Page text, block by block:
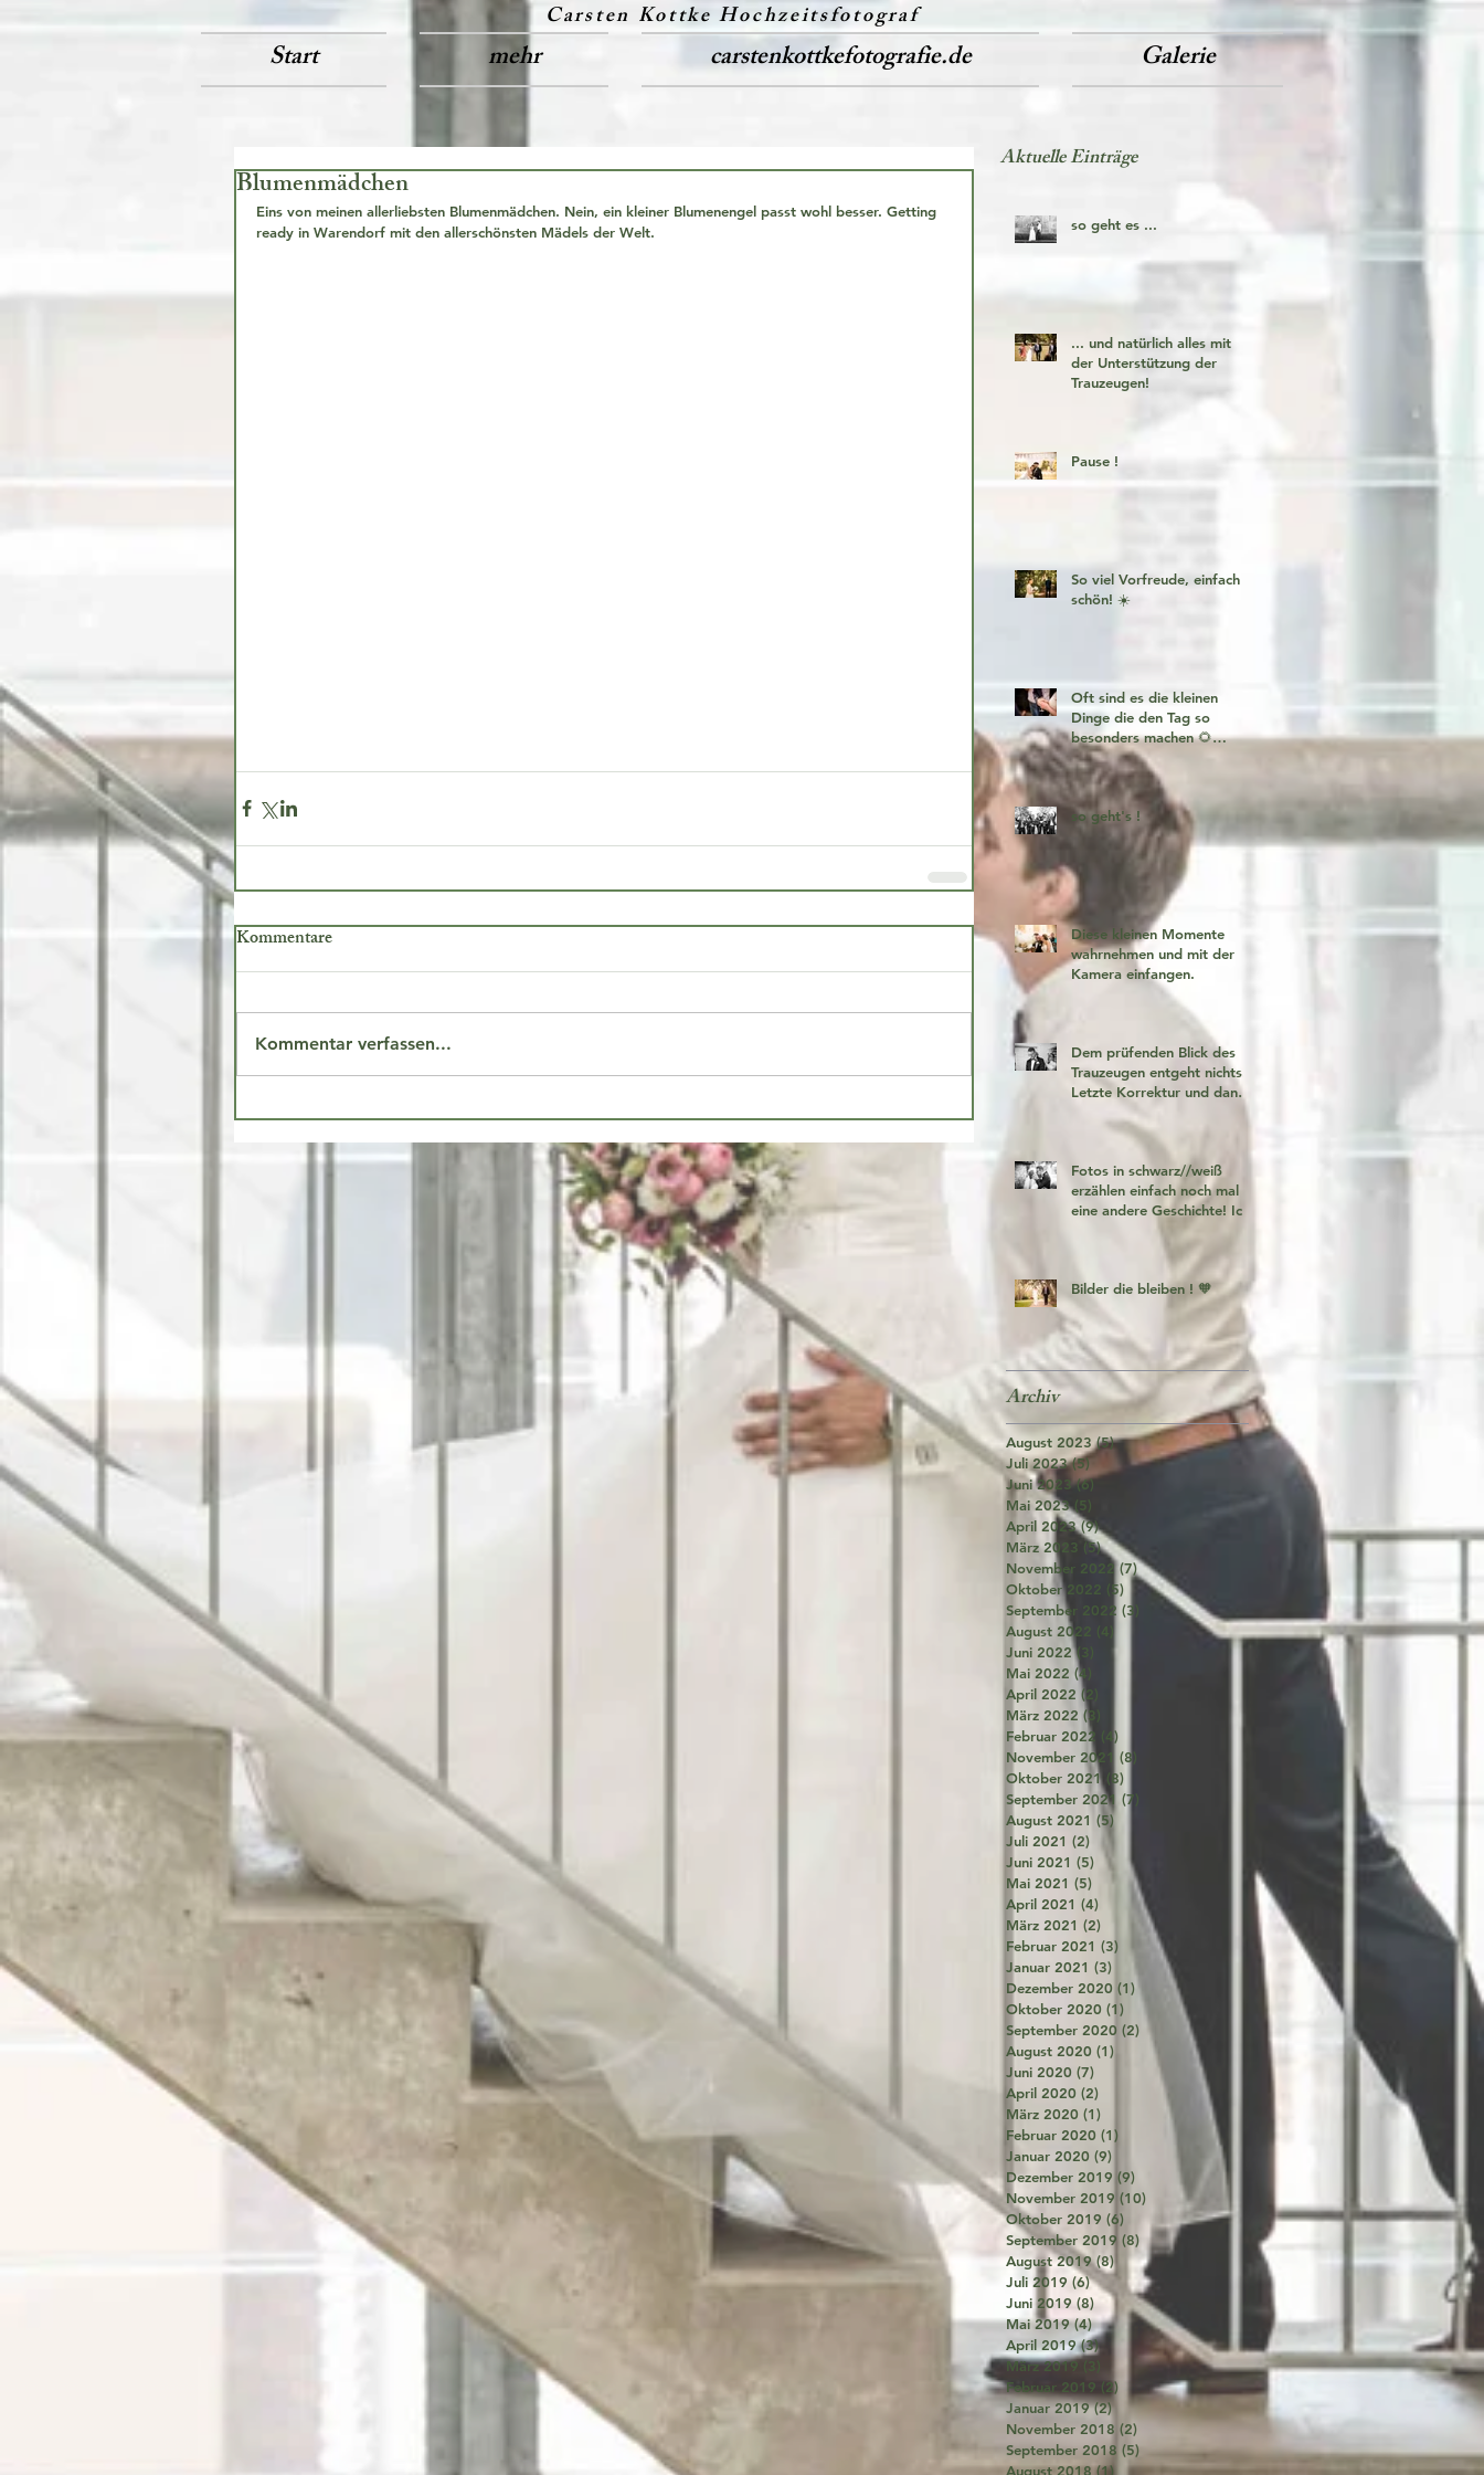
Carsten Kottke Hochzeitsfotograf
Start mehr carstenkottkefotografie.de Galerie
Blumenmädchen
Eins von meinen allerliebsten Blumenmädchen. Nein, ein kleiner Blumenengel passt wohl besser. Getting
ready in Warendorf mit den allerschönsten Mädels der Welt.
Kommentare
Kommentar verfassen...
Aktuelle Einträge
so geht es ...
... und natürlich alles mit
der Unterstützung der
Trauzeugen!
Pause !
So viel Vorfreude, einfach
schön! ☀️
Oft sind es die kleinen
Dinge die den Tag so
besonders machen 🌻
Fotogeschichten zum
verlieben 🧡
so geht's !
Diese kleinen Momente
wahrnehmen und mit der
Kamera einfangen.
Dem prüfenden Blick des
Trauzeugen entgeht nichts!
Letzte Korrektur und dann
geht es los!
Fotos in schwarz//weiß
erzählen einfach noch mal
eine andere Geschichte! Ich
Bilder die bleiben ! 🧡
Archiv
August 2023 (5)5 Beiträge
Juli 2023 (5)5 Beiträge
Juni 2023 (6)6 Beiträge
Mai 2023 (5)
April 2023 (9)9 Beiträge
März 2023 (5)5 Beiträge
November 2022 (7)7 Beiträge
Oktober 2022 (5) 5 Beiträge
September 2022 (3)
3 Beiträge
August 2022 (4)
Juni 2022 (3)
Mai 2022 (4)
April 2022 (2)
März 2022 (3)
Februar 2022 (4)
November 2021 (8)
Oktober 2021 (8)
September 2021 (7)
August 2021 (5)
Juli 2021 (2) 2 Beiträge
Juni 2021 (5) 5 Beiträge
Mai 2021 (5) 5 Beiträge
April 2021 (4) 4 Beiträge
März 2021 (2) 2 Beiträge
Februar 2021 (3) 3 Beiträge
Januar 2021 (3) 3 Beiträge
Dezember 2020 (1)1 Beitrag
Oktober 2020 (1) 1 Beitrag
September 2020 (2) 2 Beiträge
August 2020 (1) 1 Beitrag
Juni 2020 (7) 7 Beiträge
April 2020 (2) 2 Beiträge
März 2020 (1)
Februar 2020 (1)
Januar 2020 (9)
Dezember 2019 (9)
November 2019 (10) 10 Beiträge
Oktober 2019 (6) 6 Beiträge
September 2019 (8) 8 Beiträge
August 2019 (8) 8 Beiträge
Juli 2019 (6)6 Beiträge
Juni 2019 (8)8 Beiträge
Mai 2019 (4)4 Beiträge
April 2019 (3)3 Beiträge
März 2019 (3) 3 Beiträge
Februar 2019 (2) 2 Beiträge
Januar 2019 (2)2 Beiträge
November 2018 (2)
September 2018 (5) 5 Beiträge
August 2018 (1) 1 Beitrag